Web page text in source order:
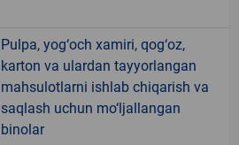
Pulpa, yog‘och xamiri, qog‘oz,
karton va ulardan tayyorlangan
mahsulotlarni ishlab chiqarish va
saqlash uchun mo‘ljallangan
binolar